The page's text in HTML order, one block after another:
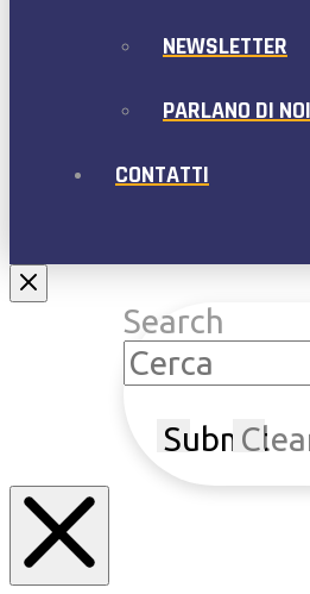
NEWSLETTER
PARLANO DI NOI
CONTATTI
Search
Submit